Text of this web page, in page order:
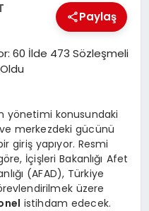
Paylaş
yönetimi konusundaki
merkezdeki gücünü
giriş yapıyor. Resmi
İçişleri Bakanlığı Afet
(AFAD), Türkiye
üzere
istihdam edecek.